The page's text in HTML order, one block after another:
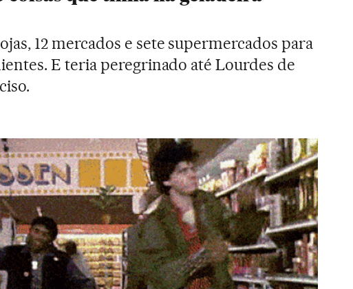
12 mercados e sete supermercados para
E teria peregrinado até Lourdes de